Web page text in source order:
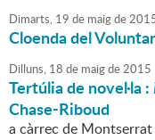
Dimarts, 19 de maigde
Cloenda del
Dilluns, 18 de maigde2015
Tertúlia de novel·la :
Chase-Riboud
a càrrec de